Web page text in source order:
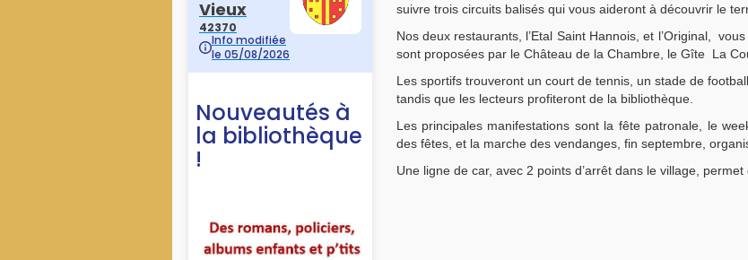
suivre trois circuits balisés qui vous aideront à découvrir le
Nos deux restaurants, l’Etal Saint Hannois, et l’Original,
sont proposées par le Château de la Chambre, le Gîte La
Les sportifs trouveront un court de tennis, un stade de
tandis que les lecteurs profiteront de la bibliothèque.
Les principales manifestations sont la fête patronale, le
des fêtes, et la marche des vendanges, fin septembre,
Une ligne de car, avec 2 points d’arrêt dans le village,